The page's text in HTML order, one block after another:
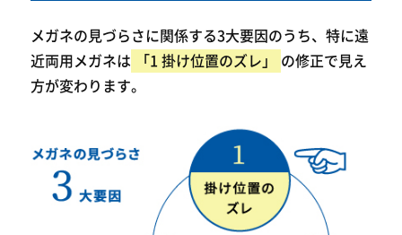
メガネの見づらさに関係する3大要因のうち、 特に遠
近両用メガネは
「1 掛け位置のズレ」
の修正で見え
方が変わります。